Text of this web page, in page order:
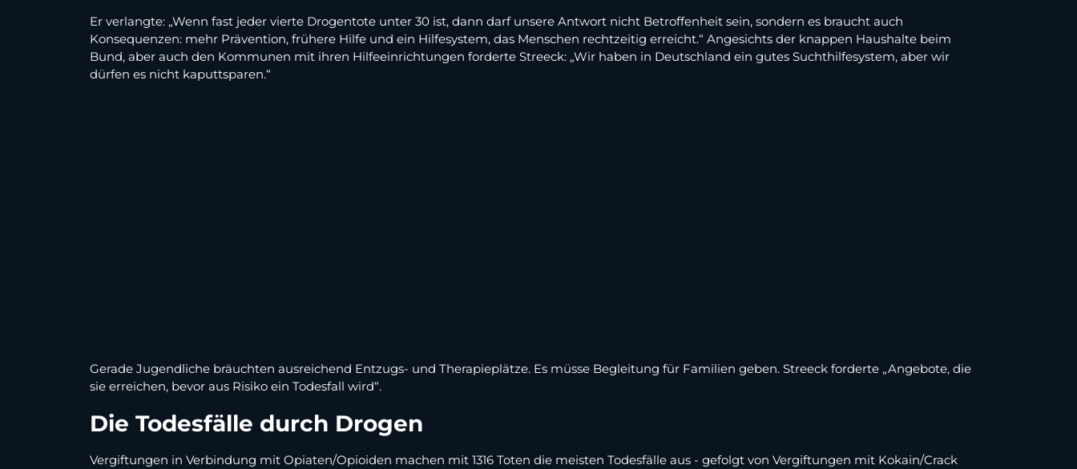
Er verlangte: „Wenn fast jeder vierte Drogentote unter 30 ist, dann darf unsere Antwort nicht Betroffenheit sein, sondern es braucht auch
Konsequenzen: mehr Prävention, frühere Hilfe und ein Hilfesystem, das Menschen rechtzeitig erreicht.“ Angesichts der knappen Haushalte beim
Bund, aber auch den Kommunen mit ihren Hilfeeinrichtungen forderte Streeck: „Wir haben in Deutschland ein gutes Suchthilfesystem, aber wir
dürfen es nicht kaputtsparen.“
Gerade Jugendliche bräuchten ausreichend Entzugs- und Therapieplätze. Es müsse Begleitung für Familien geben. Streeck forderte „Angebote, die
sie erreichen, bevor aus Risiko ein Todesfall wird“.
Die Todesfälle durch Drogen
Vergiftungen in Verbindung mit Opiaten/Opioiden machen mit 1316 Toten die meisten Todesfälle aus - gefolgt von Vergiftungen mit Kokain/Crack